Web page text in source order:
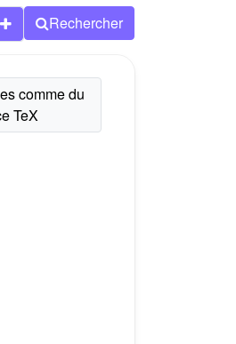
Rechercher